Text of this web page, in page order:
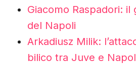
Giacomo Raspadori: il
del Napoli
Arkadiusz Milik:
bilico tra Juve e